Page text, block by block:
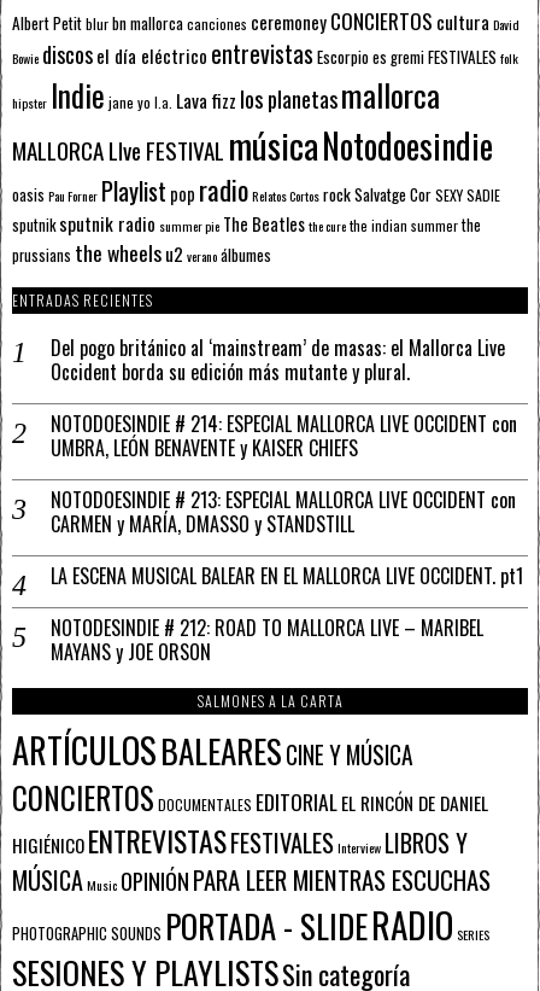
Albert Petitblurbn mallorcacanciones ceremoneyCONCIERTOS cultura David
Bowie discosel día eléctrico entrevistas Escorpioes gremiFESTIVALES folk
hipster Indie jane yo l.a. Lava fizz los planetasmallorca
MALLORCA LIve FESTIVAL músicaNotodoesindie
oasis Pau Forner Playlist pop radioRelatos CortosrockSalvatge CorSEXY SADIE
sputnik sputnik radio summer pie The Beatlesthe curethe indian summerthe
prussians the wheelsu2 veranoálbumes
ENTRADAS RECIENTES
Del pogo británico al ‘mainstream’ de masas: el Mallorca Live
Occident borda su edición más mutante y plural.
NOTODOESINDIE # 214: ESPECIAL MALLORCA LIVE OCCIDENT con
UMBRA, LEÓN BENAVENTE y KAISER CHIEFS
NOTODOESINDIE # 213: ESPECIAL MALLORCA LIVE OCCIDENT con
CARMEN y MARÍA, DMASSO y STANDSTILL
LA ESCENA MUSICAL BALEAR EN EL MALLORCA LIVE OCCIDENT. pt1
NOTODESINDIE # 212: ROAD TO MALLORCA LIVE – MARIBEL
MAYANS y JOE ORSON
SALMONES A LA CARTA
ARTÍCULOSBALEARESCINE Y MÚSICA
CONCIERTOS DOCUMENTALES EDITORIALEL RINCÓN DE DANIEL
HIGIÉNICOENTREVISTASFESTIVALESInterview LIBROS Y
MÚSICAMusic OPINIÓNPARA LEER MIENTRAS ESCUCHAS
PHOTOGRAPHIC SOUNDS PORTADA - SLIDERADIO SERIES
SESIONES Y PLAYLISTSSin categoría